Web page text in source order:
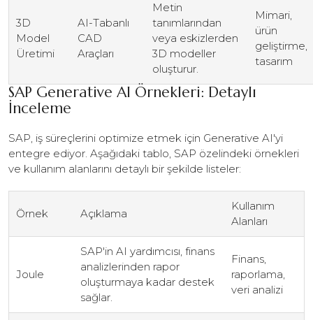
3D
Model
Üretimi
AI-Tabanlı
CAD
Araçları
Metin
tanımlarından
veya eskizlerden
3D modeller
oluşturur.
Mimari,
ürün
geliştirme,
tasarım
SAP Generative AI Örnekleri: Detaylı
İnceleme
SAP, iş süreçlerini optimize etmek için Generative AI'yi
entegre ediyor. Aşağıdaki tablo, SAP özelindeki örnekleri
ve kullanım alanlarını detaylı bir şekilde listeler:
Örnek Açıklama
Kullanım
Alanları
Joule
SAP'in AI yardımcısı, finans
analizlerinden rapor
oluşturmaya kadar destek
sağlar.
Finans,
raporlama,
veri analizi